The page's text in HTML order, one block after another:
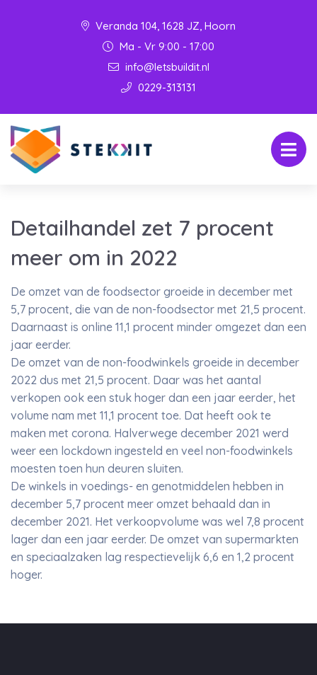
Veranda 104, 1628 JZ, Hoorn
Ma - Vr 9:00 - 17:00
info@letsbuildit.nl
0229-313131
Detailhandel zet 7 procent
meer om in 2022
De omzet van de foodsector groeide in december met
5,7 procent, die van de non-foodsector met 21,5 procent.
Daarnaast is online 11,1 procent minder omgezet dan een
jaar eerder.
De omzet van de non-foodwinkels groeide in december
2022 dus met 21,5 procent. Daar was het aantal
verkopen ook een stuk hoger dan een jaar eerder, het
volume nam met 11,1 procent toe. Dat heeft ook te
maken met corona. Halverwege december 2021 werd
weer een lockdown ingesteld en veel non-foodwinkels
moesten toen hun deuren sluiten.
De winkels in voedings- en genotmiddelen hebben in
december 5,7 procent meer omzet behaald dan in
december 2021. Het verkoopvolume was wel 7,8 procent
lager dan een jaar eerder. De omzet van supermarkten
en speciaalzaken lag respectievelijk 6,6 en 1,2 procent
hoger.